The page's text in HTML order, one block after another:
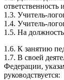
1.3. Учитель-
1.4. Учитель-
1.5. На
1.6. К занятию
1.7. В своей
Федерации,
руководствуется: